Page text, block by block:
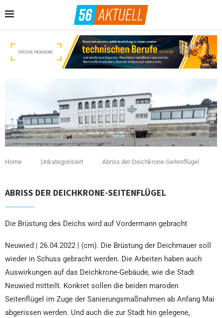
Home Unkategorisiert Abriss der Deichkrone-Seitenflügel
ABRISS DER DEICHKRONE-SEITENFLÜGEL
Die Brüstung des Deichs wird auf Vordermann gebracht
Neuwied | 26.04.2022 | (cm). Die Brüstung der Deichmauer soll
wieder in Schuss gebracht werden. Die Arbeiten haben auch
Auswirkungen auf das Deichkrone-Gebäude, wie die Stadt
Neuwied mitteilt. Konkret sollen die beiden maroden
Seitenflügel im Zuge der Sanierungsmaßnahmen ab Anfang Mai
abgerissen werden. Und auch die zur Stadt hin gelegene,